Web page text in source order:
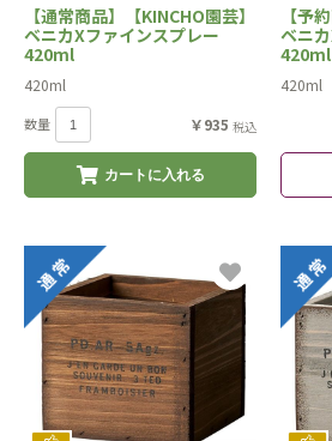
【通常商品】【KINCHO園芸】
ベニカXファインスプレー
420ml
420ml
数量 ￥935 税込
カートに入れる
【予
ベニ
420ml
420ml